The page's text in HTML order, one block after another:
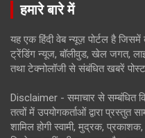
हमारे बारे में
यह एक हिंदी वेब न्यूज़ पोर्टल है
ट्रेंडिंग न्यूज, बॉलीवुड, खेल जगत,
तथा टेक्नोलॉजी से संबंधित खबरें
Disclaimer - समाचार से सम्बंधित
तत्वों में उपयोगकर्ताओं द्वारा प्रस्तुत
शामिल होगी स्वामी, मुद्रक,